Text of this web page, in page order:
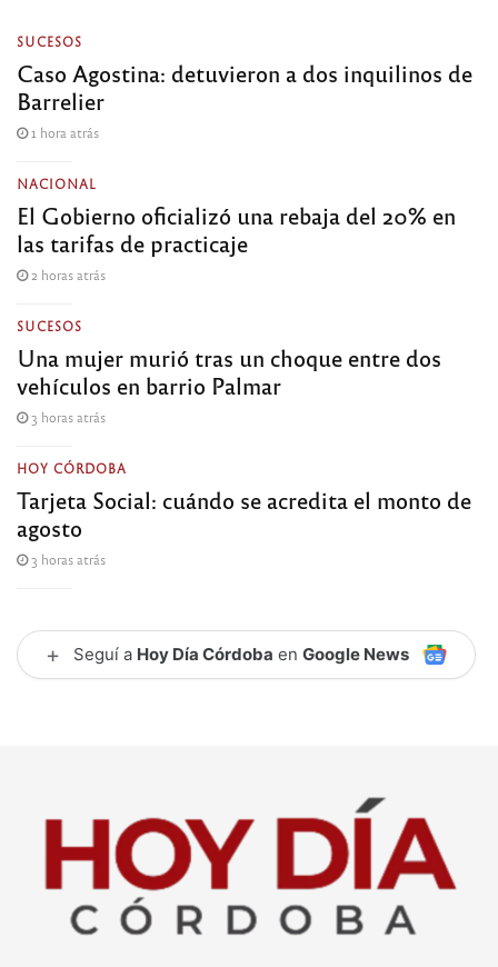
SUCESOS
Caso Agostina: detuvieron a dos inquilinos de
Barrelier
1 hora atrás
NACIONAL
El Gobierno oficializó una rebaja del 20% en
las tarifas de practicaje
2 horas atrás
SUCESOS
Una mujer murió tras un choque entre dos
vehículos en barrio Palmar
3 horas atrás
HOY CÓRDOBA
Tarjeta Social: cuándo se acredita el monto de
agosto
3 horas atrás
+ Seguí a Hoy Día Córdoba en Google News